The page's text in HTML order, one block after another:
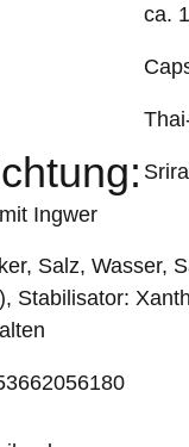
ca.
Ingwer
Salz, Wasser,
Stabilisator: